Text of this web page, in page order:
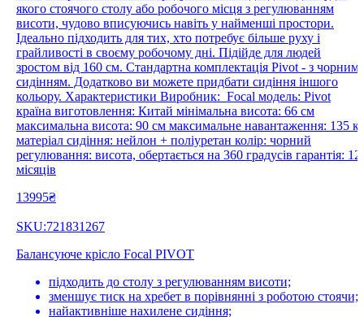
якого стоячого столу або робочого місця з регулюванням
висоти, чудово вписуючись навіть у найменші простори.
Ідеально підходить для тих, хто потребує більше руху і
грайливості в своєму робочому дні. Підійде для людей
зростом від 160 см. Cтандартна комплектація Pivot - з чорним
сидінням. Додатково ви можете придбати сидіння іншого
кольору. Характеристики Виробник: Focal модель: Pivot
країна виготовлення: Китай мінімальна висота: 66 см
максимальна висота: 90 см максимальне навантаження: 135 кг
матеріал сидіння: нейлон + поліуретан колір: чорний
регулювання: висота, обертається на 360 градусів гарантія: 12
місяців
13995₴
SKU:721831267
Балансуюче крісло Focal PIVOT
підходить до столу з регулюванням висоти;
зменшує тиск на хребет в порівнянні з роботою стоячи;
найактивніше нахилене сидіння;